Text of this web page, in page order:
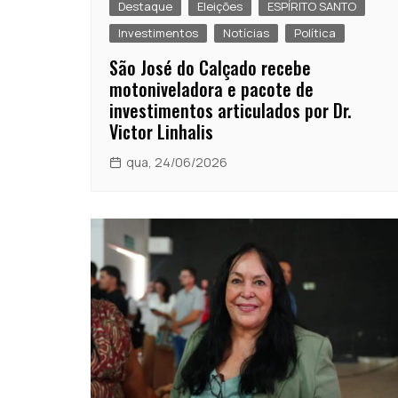
Destaque
Eleições
ESPÍRITO SANTO
Investimentos
Notícias Política
São José do Calçado recebe
motoniveladora e pacote de
investimentos articulados por Dr.
Victor Linhalis
qua, 24/06/2026